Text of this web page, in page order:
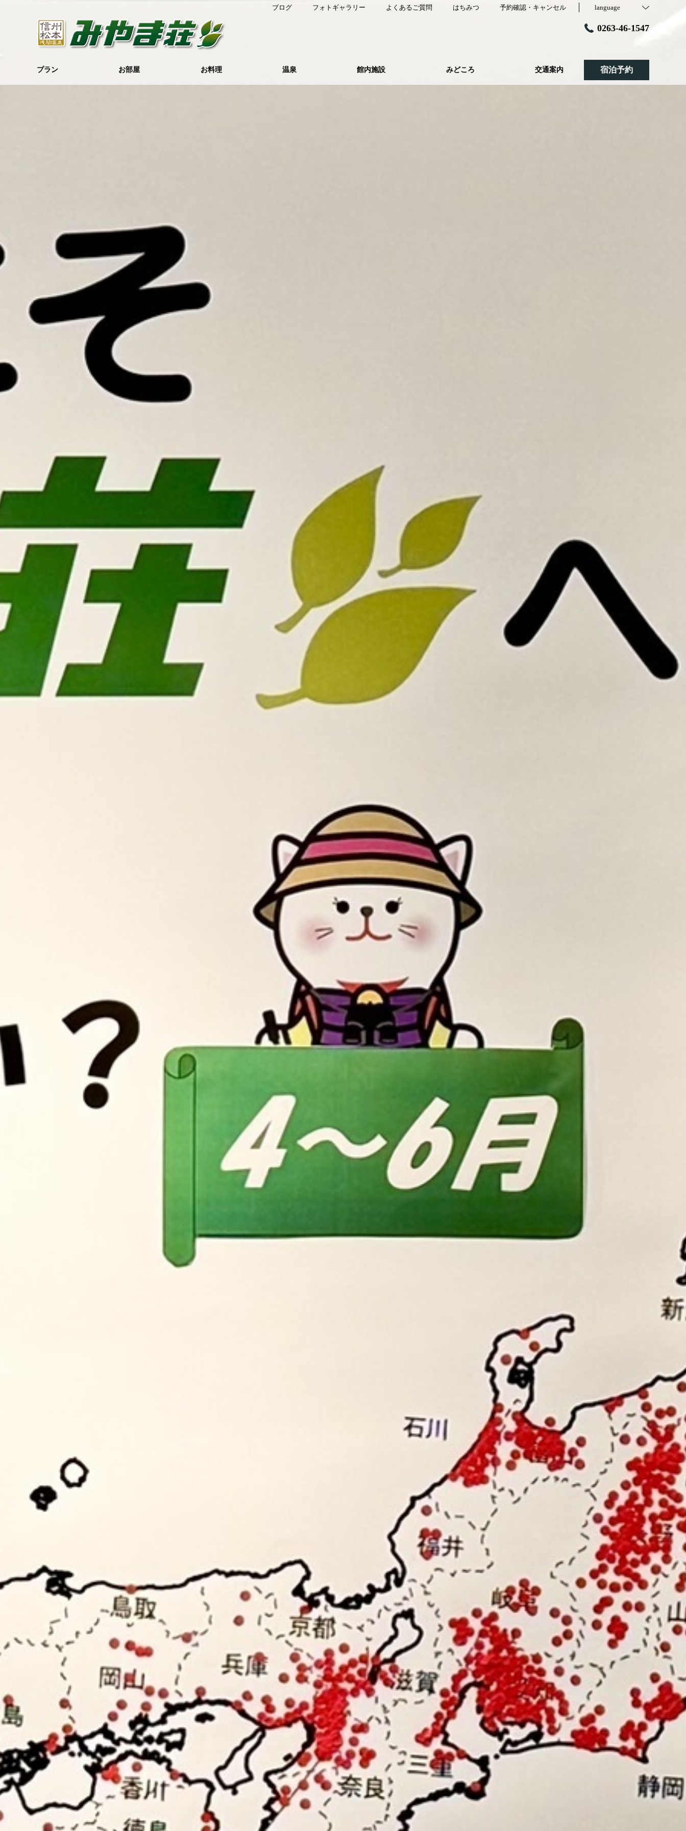
ブログ フォトギャラリー よくあるご質問 はちみつ 予約確認・キャンセル language
0263-46-1547
プラン お部屋 お料理 温泉 館内施設 みどころ 交通案内 宿泊予約